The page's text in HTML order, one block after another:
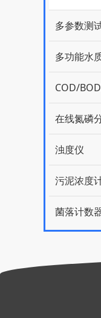
多参数测
多功能水
COD/
在线氮磷
浊度仪
污泥浓度
菌落计数